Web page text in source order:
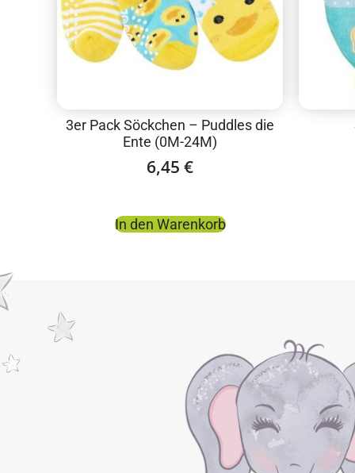
3er Pack Söckchen – Puddles die
Ente (0M-24M)
6,45 €
In den Warenkorb